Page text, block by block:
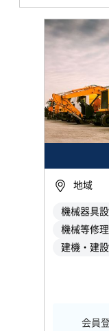
地域
機械器具
機械等修
建機・建
会員